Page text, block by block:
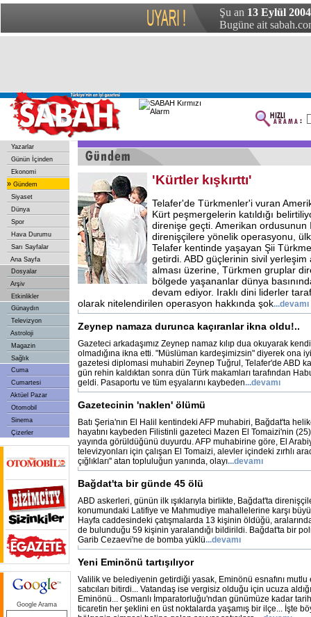
Şu an 13 Eylül
Bugüne ait
Yazarlar
Günün İçinden
Ekonomi
» Gündem
Siyaset
Dünya
Spor
Hava Durumu
Sarı Sayfalar
Ana Sayfa
Dosyalar
Arşiv
Etkinlikler
Günaydın
Televizyon
Astroloji
Magazin
Sağlık
Cuma
Cumartesi
Aktüel Pazar
Otomobil
Sinema
Çizerler
Google Arama
'Kürtler kışkırttı'
Telafer'de Türkmenler'i vuran
Kürt peşmergelerin katıldığı
direnişe geçti. Amerikan ordusunun
direnişçilere yönelik operasyonu,
Telafer kentinde yaşayan Şii
getirdi. ABD güçlerinin sivil yerleşim
alması üzerine, Türkmen gruplar
bölgede yaşananlar dünya
devam ediyor. Iraklı dini liderler
olarak nitelendirilen operasyon hakkında şok...devamı
Zeynep namaza durunca kaçıranlar ikna oldu!..
Gazeteci arkadaşımız Zeynep namaz kılıp dua okuyarak
olmadığına ikna etti. "Müslüman kardeşimizsin" diyerek ona
gazetesi diplomasi muhabiri Zeynep Tuğrul, Telafer'de ABD
gün rehin kaldıktan sonra dün Türk makamları tarafından
geldi. Pasaportu ve tüm eşyalarını kaybeden...devamı
Gazetecinin 'naklen' ölümü
Batı Şeria'nın El Halil kentindeki AFP muhabiri, Bağdat'ta
hayatını kaybeden Filistinli gazeteci Mazen El Tomaizi'nin
yayında görüldüğünü duyurdu. AFP muhabirine göre, El
televizyonları için çalışan El Tomaizi, alevler içindeki zırhlı
çığlıkları'' atan topluluğun yanında, olayı...devamı
Bağdat'ta bir günde 45 ölü
ABD askerleri, günün ilk ışıklarıyla birlikte, Bağdat'ta
konumundaki Latifiye ve Mahmudiye mahallelerine karşı
Hayfa caddesindeki çatışmalarda 13 kişinin öldüğü,
de bulunduğu 59 kişinin yaralandığı bildirildi. Bağdat'ta bir
Garib Cezaevi'ne de bomba yüklü...devamı
Yeni Eminönü tartışılıyor
Valilik ve belediyenin getirdiği yasak, Eminönü esnafını
satıcıları bitirdi... Vatandaş ise vergisiz olduğu için ucuza
Eminönü... Osmanlı İmparatorluğu'ndan günümüze kadar
ticaretin her şeklini en üst noktalarda yaşamış bir ilçe... İşte